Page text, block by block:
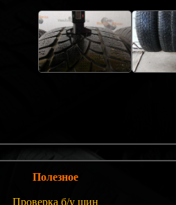
Полезное
Проверка б/у шин